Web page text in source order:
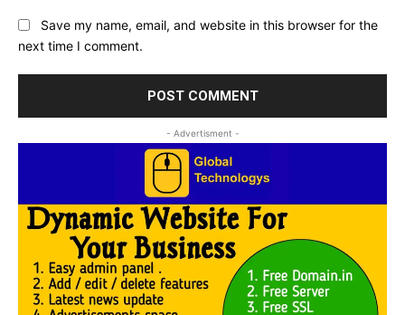
Save my name, email, and website in this browser for the
next time I comment.
- Advertisment -